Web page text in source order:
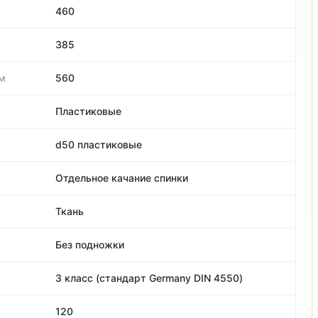
460
385
560
Пластиковые
d50 пластиковые
Отдельное качание спинки
Ткань
Без подножки
3 класс (стандарт Germany DIN 4550)
120